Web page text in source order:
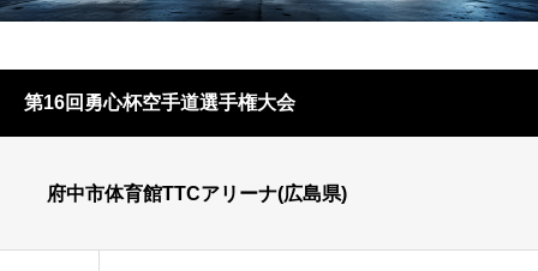
第16回勇心杯空手道選手権大会
府中市体育館TTCアリーナ(広島県)